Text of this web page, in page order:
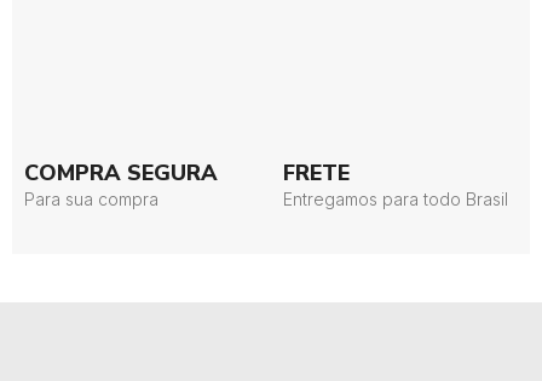
COMPRA SEGURA
Para sua compra
FRETE
Entregamos para todo Brasil